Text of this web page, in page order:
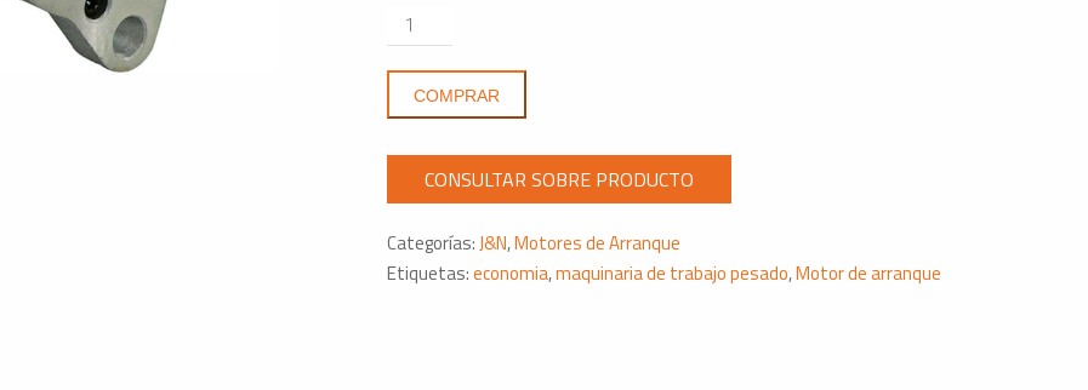
Motor
de
Arranque
Delco
12709
39MT
24V
11T
Motores
COMPRAR
Categorías:J&N,Motores de Arranque
Etiquetas:economia,maquinaria de trabajo pesado,Motor de arranque